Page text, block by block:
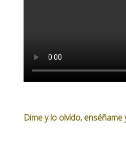
Dime y lo olvido,